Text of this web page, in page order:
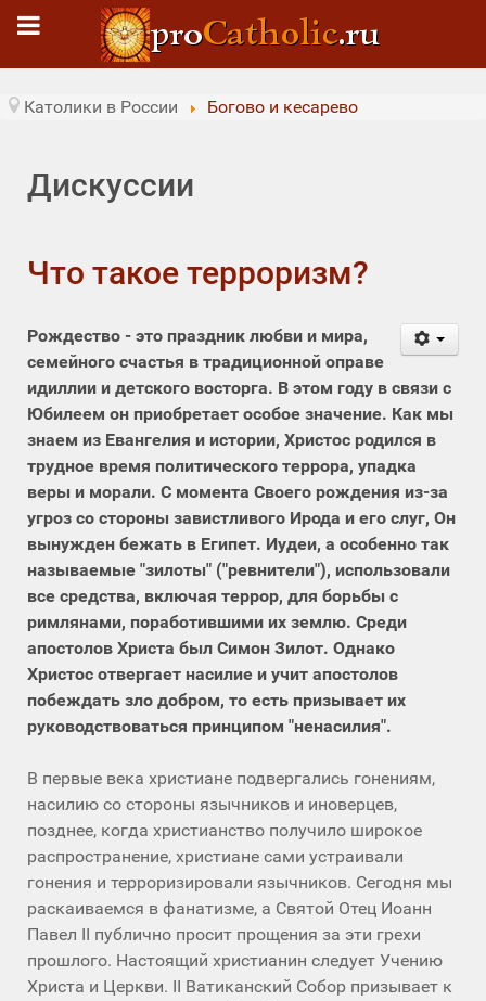
Католики в России Богово и кесарево
Дискуссии
Что такое терроризм?
Рождество - это праздник любви и мира,
семейного счастья в традиционной оправе
идиллии и детского восторга. В этом году в связи с
Юбилеем он приобретает особое значение. Как мы
знаем из Евангелия и истории, Христос родился в
трудное время политического террора, упадка
веры и морали. С момента Своего рождения из-за
угроз со стороны завистливого Ирода и его слуг, Он
вынужден бежать в Египет. Иудеи, а особенно так
называемые "зилоты" ("ревнители"), использовали
все средства, включая террор, для борьбы с
римлянами, поработившими их землю. Среди
апостолов Христа был Симон Зилот. Однако
Христос отвергает насилие и учит апостолов
побеждать зло добром, то есть призывает их
руководствоваться принципом "ненасилия".
В первые века христиане подвергались гонениям,
насилию со стороны язычников и иноверцев,
позднее, когда христианство получило широкое
распространение, христиане сами устраивали
гонения и терроризировали язычников. Сегодня мы
раскаиваемся в фанатизме, а Святой Отец Иоанн
Павел II публично просит прощения за эти грехи
прошлого. Настоящий христианин следует Учению
Христа и Церкви. II Ватиканский Собор призывает к